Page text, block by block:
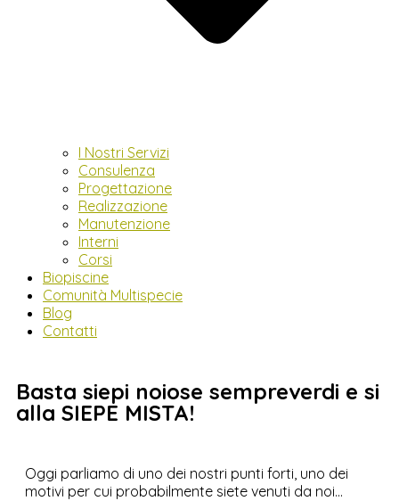
I Nostri Servizi
Consulenza
Progettazione
Realizzazione
Manutenzione
Interni
Corsi
Biopiscine
Comunità Multispecie
Blog
Contatti
Basta siepi noiose sempreverdi e si
alla SIEPE MISTA!
Oggi parliamo di uno dei nostri punti forti, uno dei
motivi per cui probabilmente siete venuti da noi…